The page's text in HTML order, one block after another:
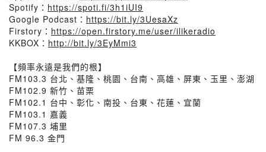
Spotify： https://spoti.fi/3h1iUI9
Google Podcast： https://bit.ly/3UesaXz
Firstory： https://open.firstory.me/user/ilikeradio
KKBOX： http://bit.ly/3EyMmi3
【頻率永遠是我們的根】
FM103.3 台北、基隆、桃園、台南、高雄、屏東、玉里、澎湖
FM102.9 新竹、苗栗
FM102.1 台中、彰化、南投、台東、花蓮、宜蘭
FM103.1 嘉義
FM107.3 埔里
FM 96.3 金門